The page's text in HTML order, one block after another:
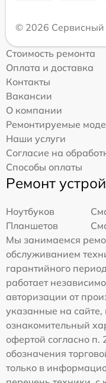
© 2026 Сервисный
Стоимость ремонта
Оплата и доставка
Контакты
Вакансии
О компании
Ремонтируемые
Наши услуги
Согласие на
Способы оплаты
Ремонт
Ноутбуков
Планшетов
Мы занимаемся
обслуживанием
гарантийного
работает
авторизации от
указанные на сайте,
ознакомительный
офертой согласно
обозначения
только в